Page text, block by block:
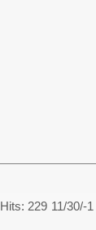
11/30/-1
Hits: 229